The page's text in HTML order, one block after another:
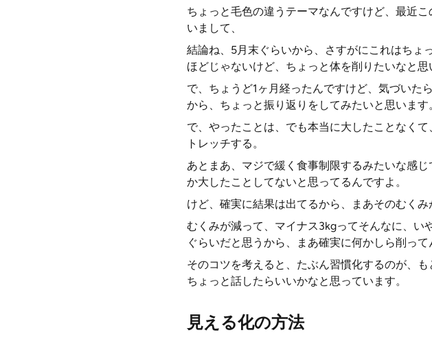
ちょっと毛色の違うテーマなんですけど、最近
いまして、
結論ね、5月末ぐらいから、さすがにこれはちょ
ほどじゃないけど、ちょっと体を削りたいなと思
で、ちょうど1ヶ月経ったんですけど、気づいた
から、ちょっと振り返りをしてみたいと思います
で、やったことは、でも本当に大したことなく
トレッチする。
あとまあ、マジで緩く食事制限するみたいな感
か大したことしてないと思ってるんですよ。
けど、確実に結果は出てるから、まあそのむくみ
むくみが減って、マイナス3kgってそんなに、い
ぐらいだと思うから、まあ確実に何かしら削って
そのコツを考えると、たぶん習慣化するのが、
ちょっと話したらいいかなと思っています。
見える化の方法